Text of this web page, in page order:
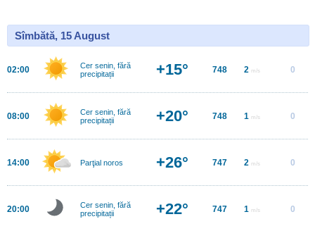
Sîmbătă, 15 August
02:00
Cer senin, fără
precipitații
+15° 748 2 m/s 0
08:00
Cer senin, fără
precipitații
+20° 748 1 m/s 0
14:00 Parţial noros +26° 747 2 m/s 0
20:00
Cer senin, fără
precipitații
+22° 747 1 m/s 0